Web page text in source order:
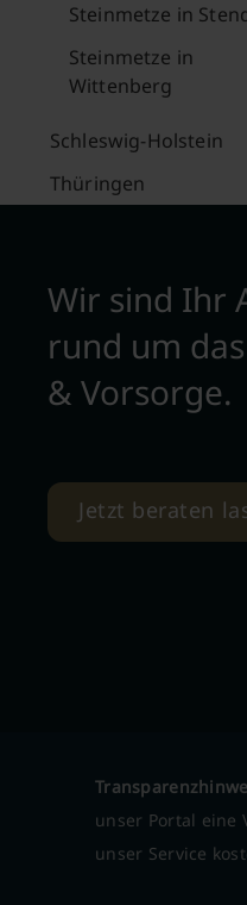
Steinmetze in
Steinmetze in
Wittenberg
Schleswig-Holstein
Thüringen
Wir sind Ihr
rund um
& Vorsorge.
Jetzt beraten
unser Portal eine
unser Service